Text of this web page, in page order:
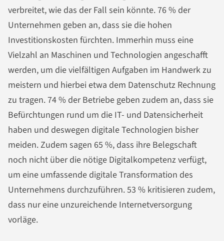
verbreitet, wie das der Fall sein könnte. 76 % der
Unternehmen geben an, dass sie die hohen
Investitionskosten fürchten. Immerhin muss eine
Vielzahl an Maschinen und Technologien angeschafft
werden, um die vielfältigen Aufgaben im Handwerk zu
meistern und hierbei etwa dem Datenschutz Rechnung
zu tragen. 74 % der Betriebe geben zudem an, dass sie
Befürchtungen rund um die IT- und Datensicherheit
haben und deswegen digitale Technologien bisher
meiden. Zudem sagen 65 %, dass ihre Belegschaft
noch nicht über die nötige Digitalkompetenz verfügt,
um eine umfassende digitale Transformation des
Unternehmens durchzuführen. 53 % kritisieren zudem,
dass nur eine unzureichende Internetversorgung
vorläge.